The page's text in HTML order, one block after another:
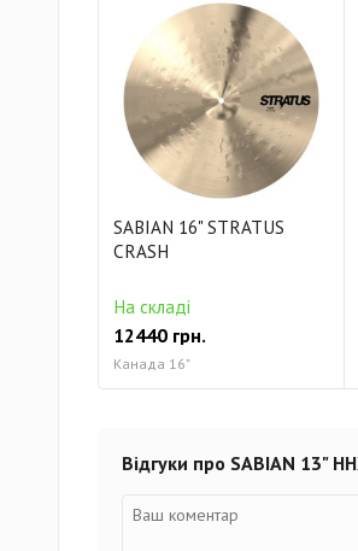
SABIAN 16" STRATUS
CRASH
На складі
12440 грн.
Канада 16"
Відгуки про SABIAN 13"